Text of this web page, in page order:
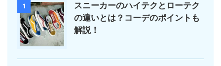
1
スニーカーのハイテクとローテク
の違いとは？コーデのポイントも
解説！